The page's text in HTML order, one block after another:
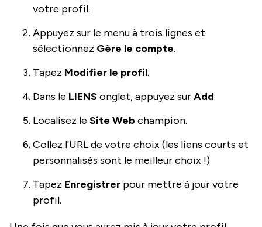
votre profil.
Appuyez sur le menu à trois lignes et
sélectionnez Gère le compte.
Tapez Modifier le profil.
Dans le LIENS onglet, appuyez surAdd.
Localisez le Site Web champion.
Collez l'URL de votre choix (les liens courts et
personnalisés sont le meilleur choix !)
Tapez Enregistrer pour mettre à jour votre
profil.